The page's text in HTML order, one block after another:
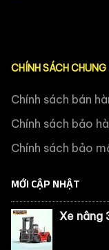
CHÍNH SÁCH CHUNG
Chính sách bán
Chính sách bảo
Chính sách bảo
MỚI CẬP NHẬT
Xe nâng